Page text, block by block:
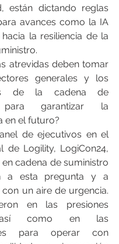
están dictando reglas
avances como la IA
la resiliencia de la
atrevidas deben tomar
generales y los
de la cadena de
para garantizar la
en el futuro?
de ejecutivos en el
de Logility, LogiCon24,
cadena de suministro
a esta pregunta y a
un aire de urgencia.
en las presiones
así como en las
para operar con